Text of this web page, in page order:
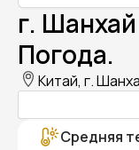
г.
Погода.
Китай, г.
Средняя